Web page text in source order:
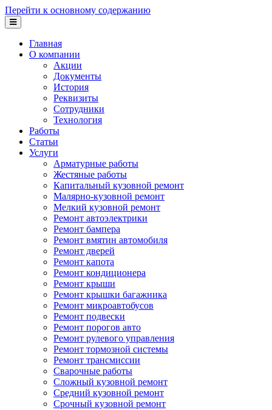
Перейти к основному содержанию
Главная
О компании
Акции
Документы
История
Реквизиты
Сотрудники
Технология
Работы
Статьи
Услуги
Арматурные работы
Жестяные работы
Капитальный кузовной ремонт
Малярно-кузовной ремонт
Мелкий кузовной ремонт
Ремонт автоэлектрики
Ремонт бампера
Ремонт вмятин автомобиля
Ремонт дверей
Ремонт капота
Ремонт кондиционера
Ремонт крыши
Ремонт крышки багажника
Ремонт микроавтобусов
Ремонт подвески
Ремонт порогов авто
Ремонт рулевого управления
Ремонт тормозной системы
Ремонт трансмиссии
Сварочные работы
Сложный кузовной ремонт
Средний кузовной ремонт
Срочный кузовной ремонт